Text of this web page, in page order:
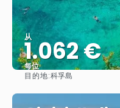
从
1.062 €
每位
目的地:科孚島